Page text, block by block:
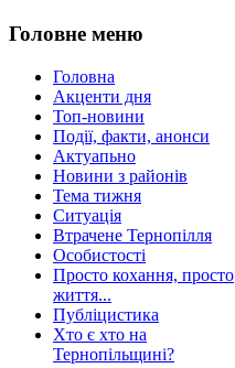
Головне меню
Головна
Акценти дня
Топ-новини
Події, факти, анонси
Актуапьно
Новини з районів
Тема тижня
Ситуація
Втрачене Тернопілля
Особистості
Просто кохання, просто
життя...
Публіцистика
Хто є хто на
Тернопільщині?